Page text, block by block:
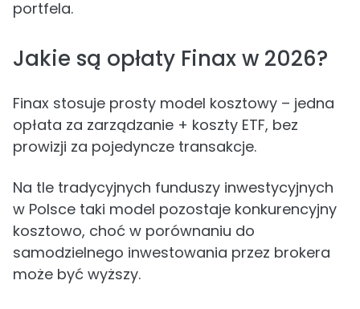
portfela.
Jakie są opłaty Finax w 2026?
Finax stosuje prosty model kosztowy – jedna
opłata za zarządzanie + koszty ETF, bez
prowizji za pojedyncze transakcje.
Na tle tradycyjnych funduszy inwestycyjnych
w Polsce taki model pozostaje konkurencyjny
kosztowo, choć w porównaniu do
samodzielnego inwestowania przez brokera
może być wyższy.